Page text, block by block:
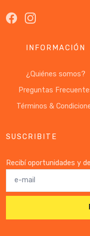
INFORMACIÓN
¿Quiénes somos?
Preguntas
Términos &
SUSCRIBITE
Recibí oportunidades y